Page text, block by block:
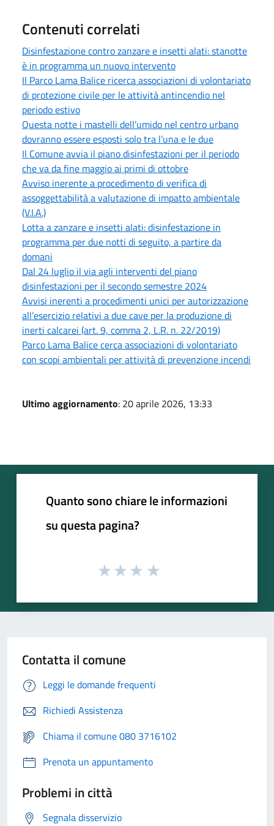
Contenuti correlati
Disinfestazione contro zanzare e insetti alati: stanotte
è in programma un nuovo intervento
Il Parco Lama Balice ricerca associazioni di volontariato
di protezione civile per le attività antincendio nel
periodo estivo
Questa notte i mastelli dell’umido nel centro urbano
dovranno essere esposti solo tra l’una e le due
Il Comune avvia il piano disinfestazioni per il periodo
che va da fine maggio ai primi di ottobre
Avviso inerente a procedimento di verifica di
assoggettabilità a valutazione di impatto ambientale
(V.I.A.)
Lotta a zanzare e insetti alati: disinfestazione in
programma per due notti di seguito, a partire da
domani
Dal 24 luglio il via agli interventi del piano
disinfestazioni per il secondo semestre 2024
Avvisi inerenti a procedimenti unici per autorizzazione
all’esercizio relativi a due cave per la produzione di
inerti calcarei (art. 9, comma 2, L.R. n. 22/2019)
Parco Lama Balice cerca associazioni di volontariato
con scopi ambientali per attività di prevenzione incendi
Ultimo aggiornamento: 20 aprile 2026, 13:33
Quanto sono chiare le informazioni
su questa pagina?
Contatta il comune
Leggi le domande frequenti
Richiedi Assistenza
Chiama il comune 080 3716102
Prenota un appuntamento
Problemi in città
Segnala disservizio